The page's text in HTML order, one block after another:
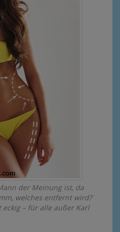
der Meinung ist, da
welches entfernt wird?
– für alle außer Karl